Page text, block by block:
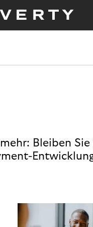
Bleiben